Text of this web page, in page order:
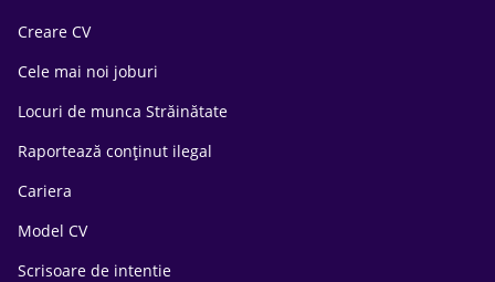
Creare CV
Cele mai noi joburi
Locuri de munca Străinătate
Raportează conținut ilegal
Cariera
Model CV
Scrisoare de intentie